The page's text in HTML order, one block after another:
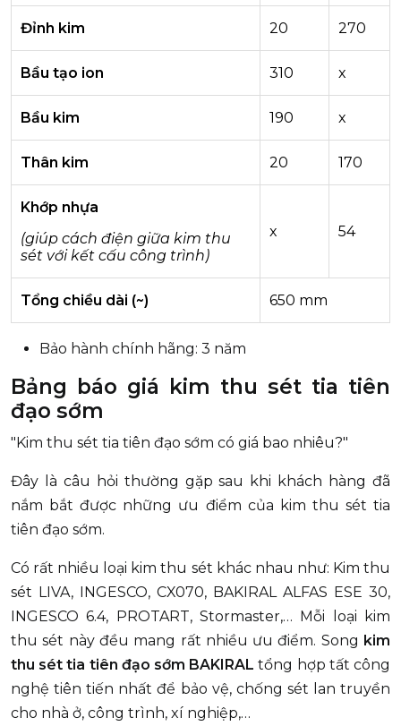
Đỉnh kim 20 270
Bầu tạo ion 310 x
Bầu kim 190 x
Thân kim 20 170
Khớp nhựa
(giúp cách điện giữa kim thu
sét với kết cấu công trình)
x 54
Tổng chiều dài (~) 650 mm
Bảo hành chính hãng: 3 năm
Bảng báo giá kim thu sét tia tiên
đạo sớm
"Kim thu sét tia tiên đạo sớm có giá bao nhiêu?"
Đây là câu hỏi thường gặp sau khi khách hàng đã
nắm bắt được những ưu điểm của kim thu sét tia
tiên đạo sớm.
Có rất nhiều loại kim thu sét khác nhau như: Kim thu
sét LIVA, INGESCO, CX070, BAKIRAL ALFAS ESE 30,
INGESCO 6.4, PROTART, Stormaster,… Mỗi loại kim
thu sét này đều mang rất nhiều ưu điểm. Song kim
thu sét tia tiên đạo sớm BAKIRAL tổng hợp tất công
nghệ tiên tiến nhất để bảo vệ, chống sét lan truyền
cho nhà ở, công trình, xí nghiệp,…